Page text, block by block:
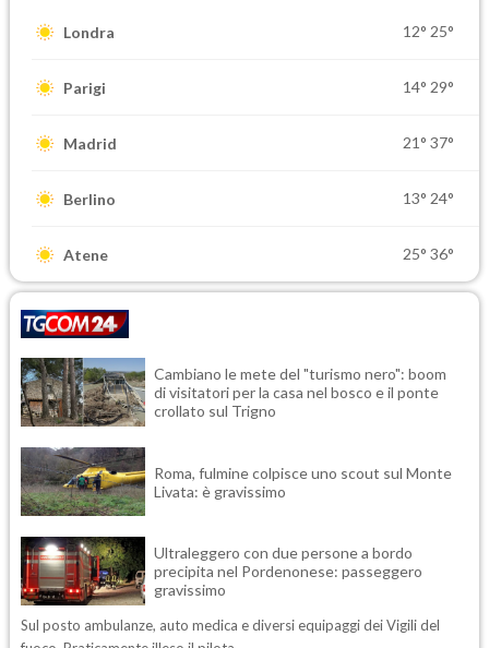
Londra 12° 25°
Parigi 14° 29°
Madrid 21° 37°
Berlino 13° 24°
Atene 25° 36°
Cambiano le mete del "turismo nero": boom
di visitatori per la casa nel bosco e il ponte
crollato sul Trigno
Roma, fulmine colpisce uno scout sul Monte
Livata: è gravissimo
Ultraleggero con due persone a bordo
precipita nel Pordenonese: passeggero
gravissimo
Sul posto ambulanze, auto medica e diversi equipaggi dei Vigili del